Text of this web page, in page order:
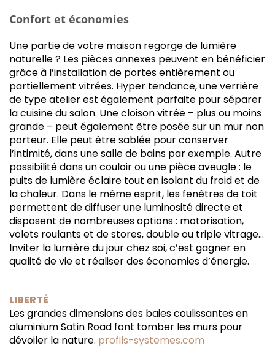
Confort et économies
Une partie de votre maison regorge de lumière
naturelle ? Les pièces annexes peuvent en bénéficier
grâce à l’installation de portes entièrement ou
partiellement vitrées. Hyper tendance, une verrière
de type atelier est également parfaite pour séparer
la cuisine du salon. Une cloison vitrée – plus ou moins
grande – peut également être posée sur un mur non
porteur. Elle peut être sablée pour conserver
l’intimité, dans une salle de bains par exemple. Autre
possibilité dans un couloir ou une pièce aveugle : le
puits de lumière éclaire tout en isolant du froid et de
la chaleur. Dans le même esprit, les fenêtres de toit
permettent de diffuser une luminosité directe et
disposent de nombreuses options : motorisation,
volets roulants et de stores, double ou triple vitrage…
Inviter la lumière du jour chez soi, c’est gagner en
qualité de vie et réaliser des économies d’énergie.
LIBERTÉ
Les grandes dimensions des baies coulissantes en
aluminium Satin Road font tomber les murs pour
dévoiler la nature. profils-systemes.com